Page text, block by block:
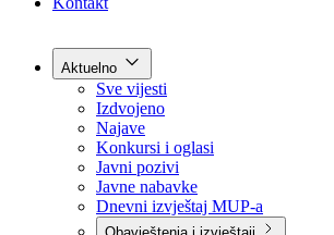
Kontakt
Aktuelno
Sve vijesti
Izdvojeno
Najave
Konkursi i oglasi
Javni pozivi